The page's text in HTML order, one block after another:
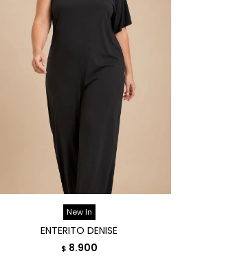
New In
ENTERITO DENISE
$ 8.900